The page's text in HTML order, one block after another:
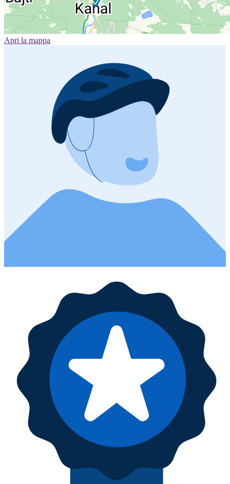
Apri la mappa